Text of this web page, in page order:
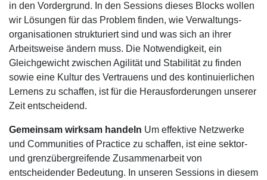
in den Vordergrund. In den Sessions dieses Blocks wollen
wir Lösungen für das Problem finden, wie Verwaltungs-
organisationen strukturiert sind und was sich an ihrer
Arbeitsweise ändern muss. Die Notwendigkeit, ein
Gleichgewicht zwischen Agilität und Stabilität zu finden
sowie eine Kultur des Vertrauens und des kontinuierlichen
Lernens zu schaffen, ist für die Herausforderungen unserer
Zeit entscheidend.
Gemeinsam wirksam handeln Um effektive Netzwerke
und Communities of Practice zu schaffen, ist eine sektor-
und grenzübergreifende Zusammenarbeit von
entscheidender Bedeutung. In unseren Sessions in diesem